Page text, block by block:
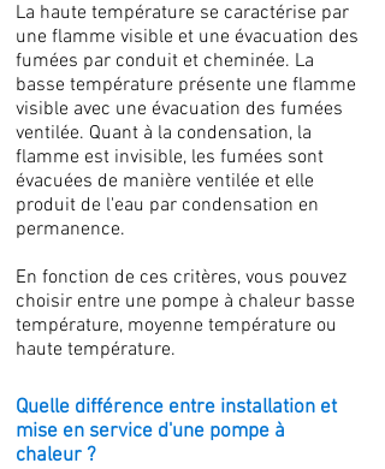
La haute température se caractérise par
une flamme visible et une évacuation des
fumées par conduit et cheminée. La
basse température présente une flamme
visible avec une évacuation des fumées
ventilée. Quant à la condensation, la
flamme est invisible, les fumées sont
évacuées de manière ventilée et elle
produit de l'eau par condensation en
permanence.
En fonction de ces critères, vous pouvez
choisir entre une pompe à chaleur basse
température, moyenne température ou
haute température.
Quelle différence entre installation et
mise en service d'une pompe à
chaleur ?